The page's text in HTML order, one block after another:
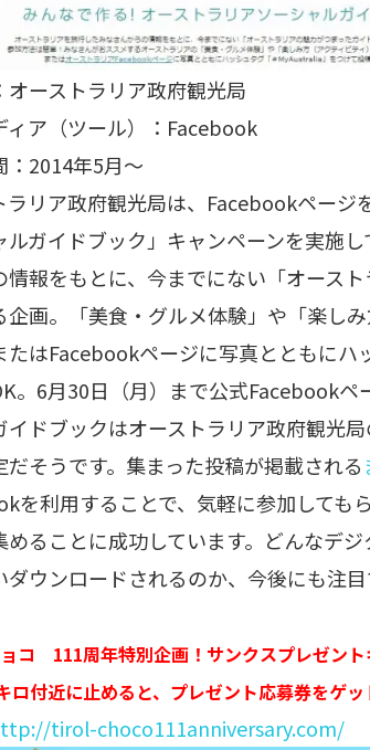
オーストラリア政府観光局
ィア（ツール）：Facebook
：2014年5月〜
ラリア政府観光局は、Facebookページ
ルガイドブック」キャンペーンを実施
情報をもとに、今までにない「オース
企画。「美食・グルメ体験」や「楽し
たはFacebookページに写真とともに
。6月30日（月）まで公式Facebook
イドブックはオーストラリア政府観光
だそうです。集まった投稿が掲載される
を利用することで、気軽に参加しても
めることに成功しています。どんなデ
ダウンロードされるのか、今後にも注目
コ 111周年特別企画！サンクスプレゼン
ロ付近に止めると、プレゼント応募券をゲッ
tirol-choco111anniversary.com/